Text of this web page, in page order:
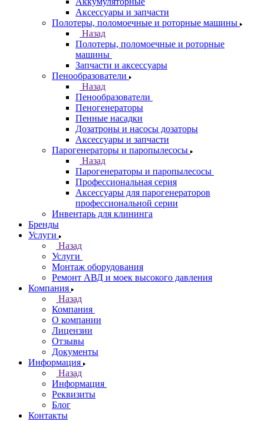
Аксессуары и запчасти
Полотеры, поломоечные и роторные машины
Назад
Полотеры, поломоечные и роторные
машины
Запчасти и аксессуары
Пенообразователи
Назад
Пенообразователи
Пеногенераторы
Пенные насадки
Дозатроны и насосы дозаторы
Аксессуары и запчасти
Парогенераторы и паропылесосы
Назад
Парогенераторы и паропылесосы
Профессиональная серия
Аксессуары для парогенераторов
профессиональной серии
Инвентарь для клининга
Бренды
Услуги
Назад
Услуги
Монтаж оборудования
Ремонт АВД и моек высокого давления
Компания
Назад
Компания
О компании
Лицензии
Отзывы
Документы
Информация
Назад
Информация
Реквизиты
Блог
Контакты